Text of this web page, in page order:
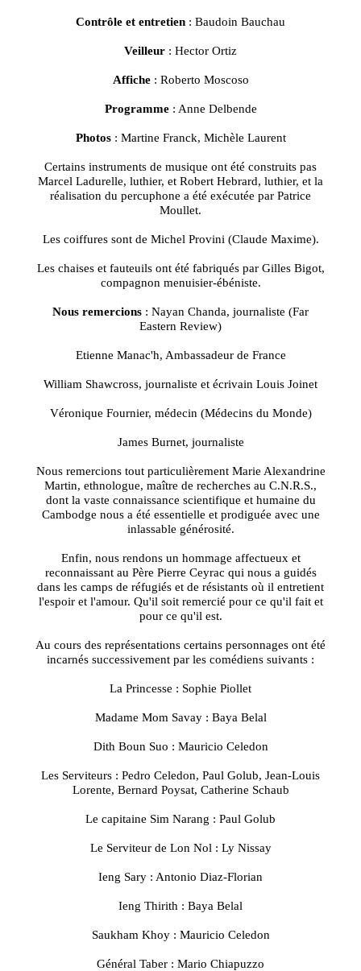
Contrôle et entretien : Baudoin Bauchau
Veilleur : Hector Ortiz
Affiche: Roberto Moscoso
Programme: Anne Delbende
Photos: Martine Franck, Michèle Laurent
Certains instruments de musique ont été construits pas
Marcel Ladurelle, luthier, et Robert Hebrard, luthier, et la
réalisation du percuphone a été exécutée par Patrice
Moullet.
Les coiffures sont de Michel Provini (Claude Maxime).
Les chaises et fauteuils ont été fabriqués par Gilles Bigot,
compagnon menuisier-ébéniste.
Nous remercions : Nayan Chanda, journaliste (Far
Eastern Review)
Etienne Manac'h, Ambassadeur de France
William Shawcross, journaliste et écrivain Louis Joinet
Véronique Fournier, médecin (Médecins du Monde)
James Burnet, journaliste
Nous remercions tout particulièrement Marie Alexandrine
Martin, ethnologue, maître de recherches au C.N.R.S.,
dont la vaste connaissance scientifique et humaine du
Cambodge nous a été essentielle et prodiguée avec une
inlassable générosité.
Enfin, nous rendons un hommage affectueux et
reconnaissant au Père Pierre Ceyrac qui nous a guidés
dans les camps de réfugiés et de résistants où il entretient
l'espoir et l'amour. Qu'il soit remercié pour ce qu'il fait et
pour ce qu'il est.
Au cours des représentations certains personnages ont été
incarnés successivement par les comédiens suivants :
La Princesse : Sophie Piollet
Madame Mom Savay : Baya Belal
Dith Boun Suo : Mauricio Celedon
Les Serviteurs : Pedro Celedon, Paul Golub, Jean-Louis
Lorente, Bernard Poysat, Catherine Schaub
Le capitaine Sim Narang : Paul Golub
Le Serviteur de Lon Nol : Ly Nissay
Ieng Sary : Antonio Diaz-Florian
Ieng Thirith : Baya Belal
Saukham Khoy : Mauricio Celedon
Général Taber : Mario Chiapuzzo